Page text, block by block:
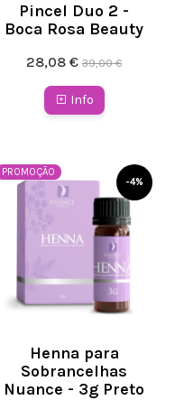
Pincel Duo 2 -
Boca Rosa Beauty
28,08 € 39,00 €
Info
-4%
PROMOÇÃO
Henna para
Sobrancelhas
Nuance - 3g Preto